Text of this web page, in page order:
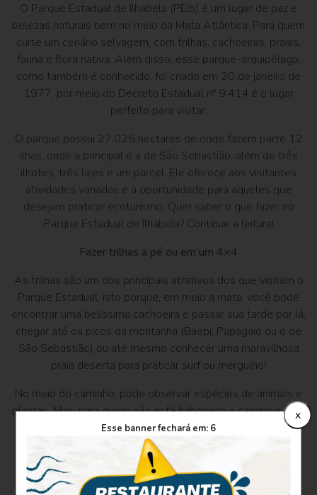
O Parque Estadual de Ilhabela (PEib) é um lugar de paz e
belezas naturais bem no meio da Mata Atlântica. Para quem
curte um cenário selvagem, com trilhas, cachoeiras, praias,
fauna e flora nativa. Além disso, esse parque-arquipélago,
como também é conhecido, foi criado em 20 de janeiro de
1977, por meio do Decreto Estadual nº 9.414.é o lugar
perfeito para visitar.
O parque possui 27.025 hectares de onde fazem parte 12
ilhas, onde a principal é a de São Sebastião, além de três
ilhotes, três lajes e um parcel. Ele oferece aos visitantes
atividades variadas e a oportunidade para aqueles que
desejam praticar ecoturismo. Quer saber o que fazer no
Parque Estadual de Ilhabela? Continue a leitura!
Fazer trilhas a pé ou em um 4×4
As trilhas são um dos principais atrativos dos que visitam o
Parque Estadual, isto porque, em meio a mata, você pode
encontrar uma belíssima cachoeira e passar sua tarde por lá,
chegar até os picos da montanha (Baepi, Papagaio ou o de
São Sebastião) ou até mesmo conhecer uma maravilhosa
praia deserta para praticar surf ou mergulho!
No meio do caminho, pode observar espécies de animais e
plantas. Mas, para quem não está habituado a caminhar pela
mata, fazer a trilha de jipe, como a de Castelhanos – que é
uma das mais requisitadas – pode ser uma das opções.
Assim sendo é necessário agendar e verificar como estão
as condições da trilha antes de programar o passeio.
x
Esse banner fechará em: 5